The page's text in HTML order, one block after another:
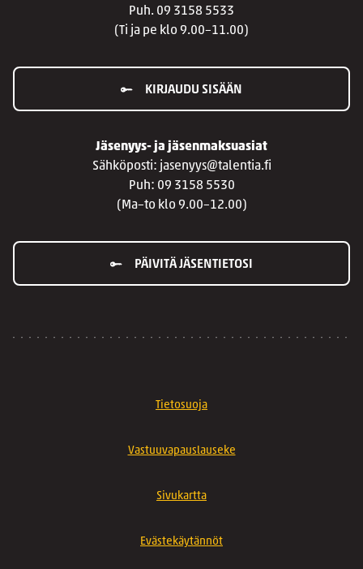
Puh. 09 3158 5533
(Ti ja pe klo 9.00–11.00)
KIRJAUDU SISÄÄN
Jäsenyys- ja jäsenmaksuasiat
Sähköposti: jasenyys@talentia.fi
Puh: 09 3158 5530
(Ma–to klo 9.00–12.00)
PÄIVITÄ JÄSENTIETOSI
Tietosuoja
Vastuuvapauslauseke
Sivukartta
Evästekäytännöt